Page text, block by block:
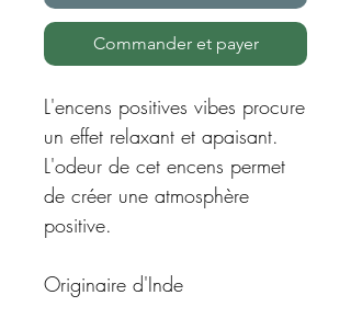
Commander et payer
L'encens positives vibes procure
un effet relaxant et apaisant.
L'odeur de cet encens permet
de créer une atmosphère
positive.
Originaire d'Inde